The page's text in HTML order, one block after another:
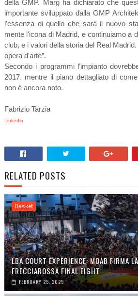
della GMP. Marg ha dichiarato che
importante sviluppato dalla GMP
l’essenza di quello che sarà il nuovo
mente l'icona di Madrid, e continuiamo a
club, e i valori della storia del Real
opera d'arte”.
Secondo i programmi l’impianto
2017, mentre il piano dettagliato di
non è ancora noto.
Fabrizio Tarzia
Linkedin
RELATED POSTS
Basket
LBA COURT EXPERIENCE: MOAB FIRMA
FRECCIAROSSA FINAL EIGHT
FEBRUARY 25, 2025